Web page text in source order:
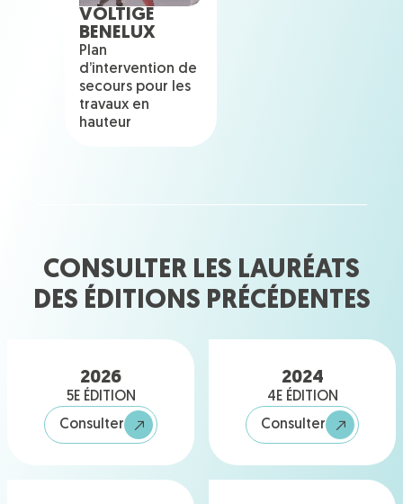
VOLTIGE
BENELUX
Plan
d’intervention de
secours pour les
travaux en
hauteur
CONSULTER LES LAURÉATS
DES ÉDITIONS PRÉCÉDENTES
2026
5E ÉDITION
Consulter
2024
4E ÉDITION
Consulter